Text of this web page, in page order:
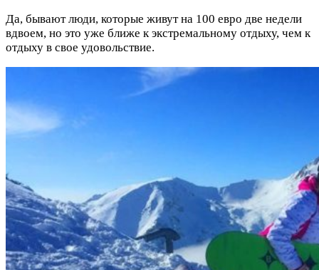
Да, бывают люди, которые живут на 100 евро две недели
вдвоем, но это уже ближе к экстремальному отдыху, чем к
отдыху в свое удовольствие.